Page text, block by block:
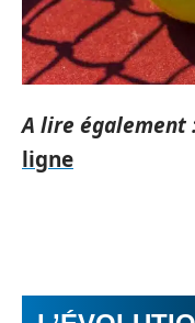
A lire également
ligne